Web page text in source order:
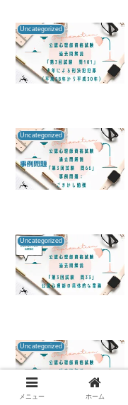
Uncategorized
Uncategorized
Uncategorized
Uncategorized
メニュー ホーム